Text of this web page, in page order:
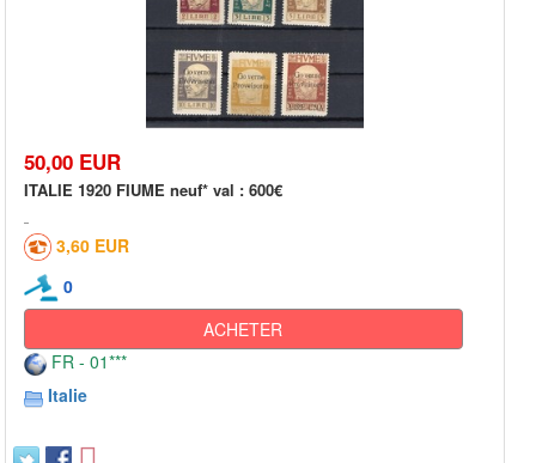
50,00 EUR
ITALIE 1920 FIUME neuf* val : 600€
3,60 EUR
0
ACHETER
FR - 01***
Italie